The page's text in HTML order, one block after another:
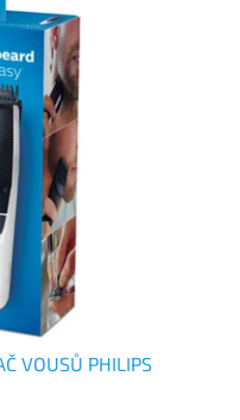
VOUSŮ PHILIPS